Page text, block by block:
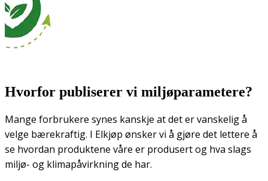
Hvorfor publiserer vi miljøparametere?
Mange forbrukere synes kanskje at det er vanskelig å
velge bærekraftig. I Elkjøp ønsker vi å gjøre det lettere å
se hvordan produktene våre er produsert og hva slags
miljø- og klimapåvirkning de har.